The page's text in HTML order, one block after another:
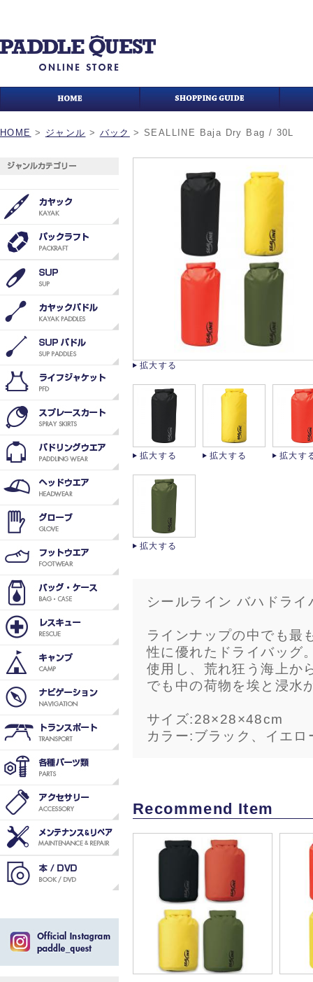
HOME > ジャンル > バック >SEALLINE Baja Dry Bag / 30L
拡大する
拡大する 拡大する 拡大す
拡大する
シールライン バハドラ
ラインナップの中でも最
性に優れたドライバッグ
使用し、荒れ狂う海上か
でも中の荷物を埃と浸水
サイズ:28×28×48cm
カラー:ブラック、イエ
Recommend Item